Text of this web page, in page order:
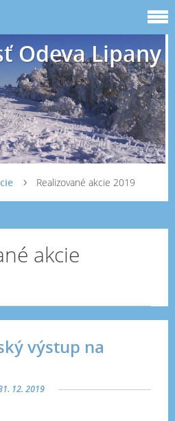
Odeva Lipany
Realizované akcie 2019
akcie
výstup na
12. 2019